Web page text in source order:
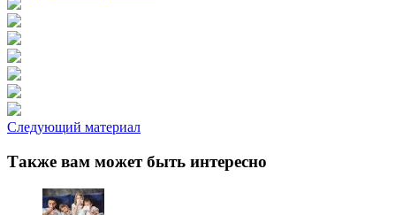
Следующий материал
Также вам может быть интересно